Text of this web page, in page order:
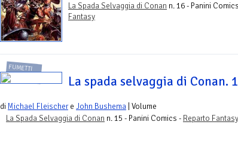
La Spada Selvaggia di Conan n. 16 - Panini
Fantasy
FUMETTI
La spada selvaggia di Conan.
di Michael Fleischere John Bushema | Volume
La Spada Selvaggia di Conan n. 15 - Panini Comics - Reparto Fantasy